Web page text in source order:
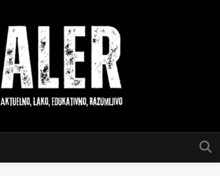
Aktuelno, Lako,
Edukativno,